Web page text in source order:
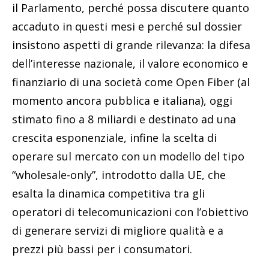
il Parlamento, perché possa discutere quanto
accaduto in questi mesi e perché sul dossier
insistono aspetti di grande rilevanza: la difesa
dell’interesse nazionale, il valore economico e
finanziario di una società come Open Fiber (al
momento ancora pubblica e italiana), oggi
stimato fino a 8 miliardi e destinato ad una
crescita esponenziale, infine la scelta di
operare sul mercato con un modello del tipo
“wholesale-only”, introdotto dalla UE, che
esalta la dinamica competitiva tra gli
operatori di telecomunicazioni con l’obiettivo
di generare servizi di migliore qualità e a
prezzi più bassi per i consumatori.